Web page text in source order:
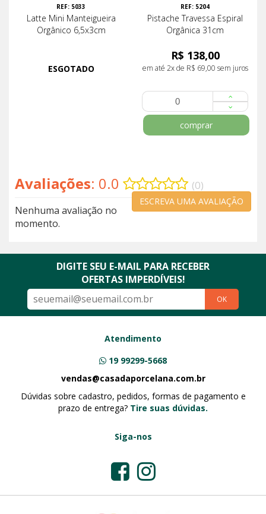
REF: 5033
Latte Mini Manteigueira
Orgânico 6,5x3cm
ESGOTADO
REF: 5204
Pistache Travessa Espiral
Orgânica 31cm
R$ 138,00
em até 2x de R$ 69,00 sem juros
comprar
Avaliações: 0.0 (0)
ESCREVA UMA AVALIAÇÃO
Nenhuma avaliação no
momento.
DIGITE SEU E-MAIL PARA RECEBER
OFERTAS IMPERDÍVEIS!
OK
Atendimento
19 99299-5668
vendas@casadaporcelana.com.br
Dúvidas sobre cadastro, pedidos, formas de pagamento e
prazo de entrega? Tire suas dúvidas.
Siga-nos